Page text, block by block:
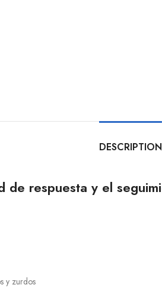
DESCRIPTION
de respuesta y el
y zurdos